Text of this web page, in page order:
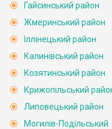
Гайсинський район
Жмеринський район
Іллінецький район
Калинівський район
Козятинський район
Крижопільський
Липовецький район
Могилів-Подільський